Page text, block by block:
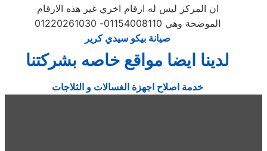
ان المركز ليس له ارقام اخري غير هذه الارقام
الموضحة وهي 01154008110- 01220261030
صيانة بيكو سيدي كرير
لدينا ايضا مواقع خاصه بشركتنا
خدمة اصلاح اجهزة الغسالات و الثلاجات